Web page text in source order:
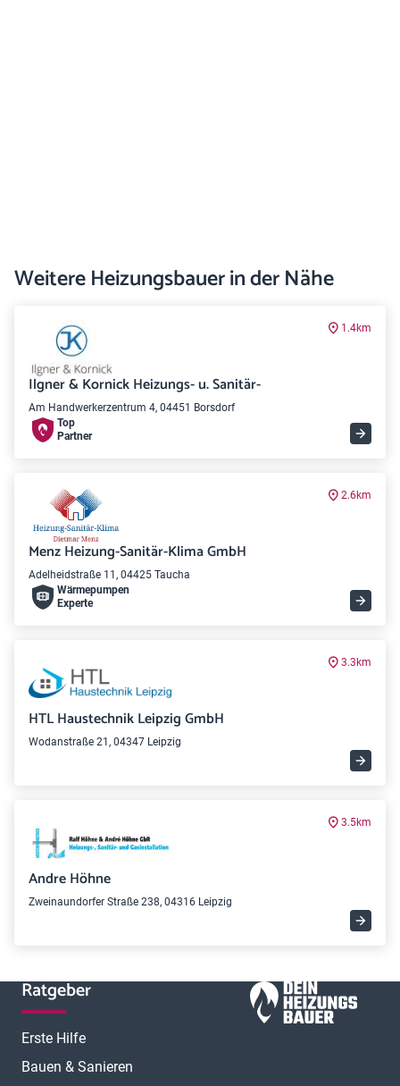
Weitere Heizungsbauer in der Nähe
1.4km
Ilgner & Kornick Heizungs- u. Sanitär-
Am Handwerkerzentrum 4, 04451 Borsdorf
Top
Partner
2.6km
Menz Heizung-Sanitär-Klima GmbH
Adelheidstraße 11, 04425 Taucha
Wärme­pumpen
Experte
3.3km
HTL Haustechnik Leipzig GmbH
Wodanstraße 21, 04347 Leipzig
3.5km
Andre Höhne
Zweinaundorfer Straße 238, 04316 Leipzig
Ratgeber
Erste Hilfe
Bauen & Sanieren